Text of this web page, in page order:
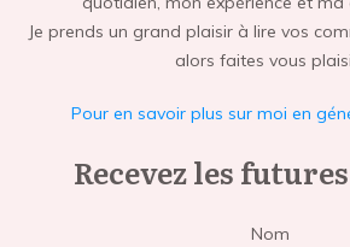
Je prends un grand plaisir à lire vos
alors faites vous
Pour en savoir plus sur moi en
Recevez les
Nom